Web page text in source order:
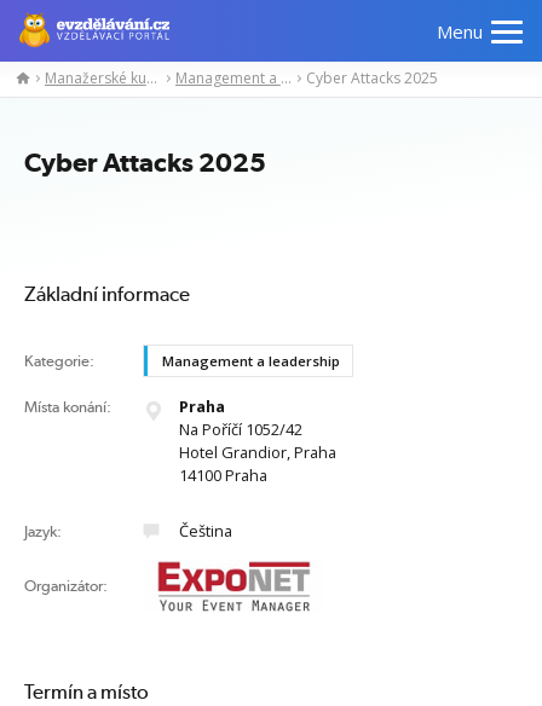
Menu
Manažerské
Odborné
Počítačové
Manažerské kurzy Management a leadership Cyber Attacks 2025
Cyber Attacks 2025
Základní informace
Kategorie: Management a leadership
Místa konání:
Praha
Na Poříčí 1052/42
Hotel Grandior, Praha
14100 Praha
Jazyk: Čeština
Organizátor:
Termín a místo